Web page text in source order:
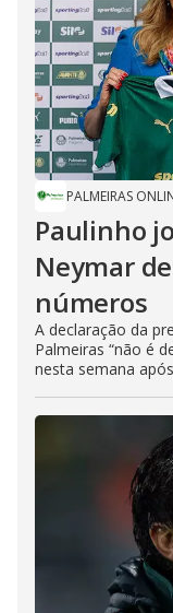
PALMEIRAS
Paulinho
Neymar
números
A declaração da
Palmeiras “não é
nesta semana